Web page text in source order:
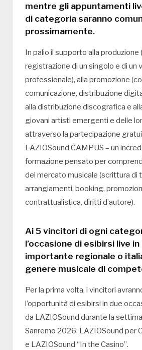
mentre gli appuntamenti
di categoria saranno
prossimamente.
In palio il supporto alla produzione
registrazione di un singolo e di un
professionale), alla promozione
comunicazione, distribuzione
alla distribuzione discografica e
giovani artisti emergenti e delle
attraverso la partecipazione
LAZIOSound CAMPUS – un
formazione pensato per
del mercato musicale (scrittura di
arrangiamenti, booking,
contrattualistica, diritti d’autore).
Ai 5 vincitori di ogni
l’occasione di esibirsi live
importante regionale o
genere musicale di
Per la prima volta, i vincitori
l’opportunità di esibirsi in due
da LAZIOSound durante la
Sanremo 2026: LAZIOSound per
e LAZIOSound “In the Casino”.